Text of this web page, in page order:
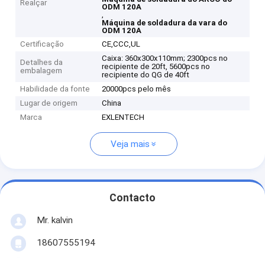
Realçar
ODM 120A
,
Máquina de soldadura da vara do
ODM 120A
Certificação
CE,CCC,UL
Detalhes da
embalagem
Caixa: 360x300x110mm; 2300pcs no
recipiente de 20ft, 5600pcs no
recipiente do QG de 40ft
Habilidade da fonte
20000pcs pelo mês
Lugar de origem
China
Marca
EXLENTECH
Veja mais
Contacto
Mr. kalvin
18607555194